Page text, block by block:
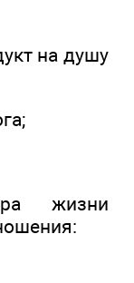
на душу
жизни